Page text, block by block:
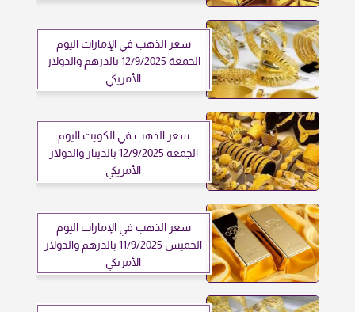
سعر الذهب في الإمارات اليوم
الجمعة 12/9/2025 بالدرهم والدولار
الأمريكي
سعر الذهب في الكويت اليوم
الجمعة 12/9/2025 بالدينار والدولار
الأمريكي
سعر الذهب في الإمارات اليوم
الخميس 11/9/2025 بالدرهم والدولار
الأمريكي